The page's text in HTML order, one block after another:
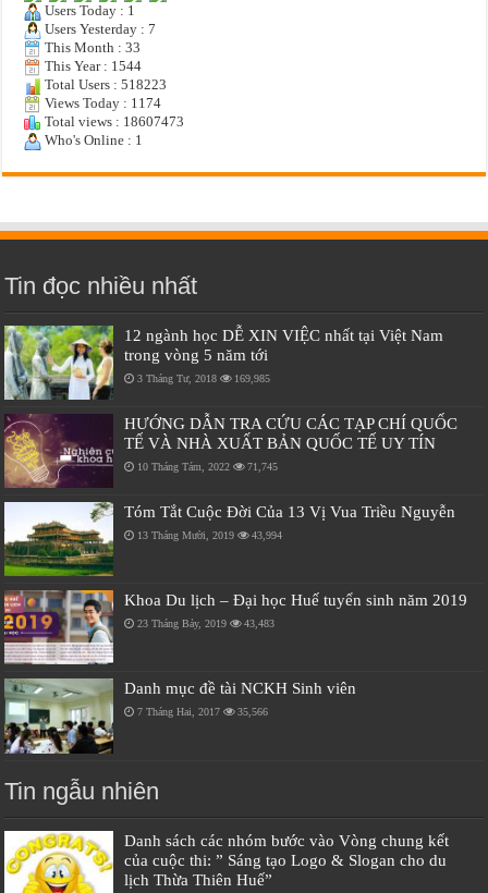
Users Today : 1
Users Yesterday : 7
This Month : 33
This Year : 1544
Total Users : 518223
Views Today : 1174
Total views : 18607473
Who's Online : 1
Tin đọc nhiều nhất
12 ngành học DỄ XIN VIỆC nhất tại Việt Nam
trong vòng 5 năm tới
3 Tháng Tư, 2018 169,985
HƯỚNG DẪN TRA CỨU CÁC TẠP CHÍ QUỐC
TẾ VÀ NHÀ XUẤT BẢN QUỐC TẾ UY TÍN
10 Tháng Tám, 2022 71,745
Tóm Tắt Cuộc Đời Của 13 Vị Vua Triều Nguyễn
13 Tháng Mười, 2019 43,994
Khoa Du lịch – Đại học Huế tuyển sinh năm 2019
23 Tháng Bảy, 2019 43,483
Danh mục đề tài NCKH Sinh viên
7 Tháng Hai, 2017 35,566
Tin ngẫu nhiên
Danh sách các nhóm bước vào Vòng chung kết
của cuộc thi: ” Sáng tạo Logo & Slogan cho du
lịch Thừa Thiên Huế”